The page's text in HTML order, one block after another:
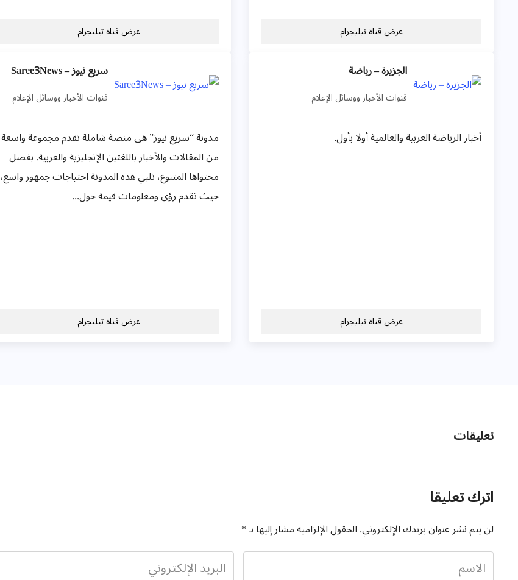
عرض قناة تيليجرام عرض قناة تيليجرام
الجزيرة – رياضة
قنوات الأخبار ووسائل الإعلام
أخبار الرياضة العربية والعالمية أولا بأول.
عرض قناة تيليجرام
سريع نيوز – Saree3News
قنوات الأخبار ووسائل الإعلام
مدونة “سريع نيوز” هي منصة شاملة تقدم مجموعة واسعة
من المقالات والأخبار باللغتين الإنجليزية والعربية. بفضل
محتواها المتنوع، تلبي هذه المدونة احتياجات جمهور واسع،
حيث تقدم رؤى ومعلومات قيمة حول...
عرض قناة تيليجرام
تعليقات
اترك تعليقا
لن يتم نشر عنوان بريدك الإلكتروني.الحقول الإلزامية مشار إليها بـ*